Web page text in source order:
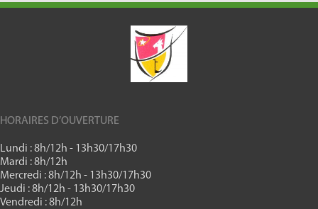
HORAIRES D’OUVERTURE
Lundi : 8h/12h - 13h30/17h30
Mardi : 8h/12h
Mercredi : 8h/12h - 13h30/17h30
Jeudi : 8h/12h - 13h30/17h30
Vendredi : 8h/12h